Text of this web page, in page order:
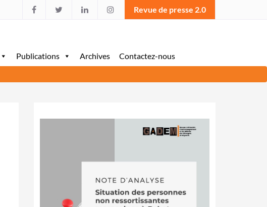
Revue de presse 2.0
Publications Archives
Contactez-nous